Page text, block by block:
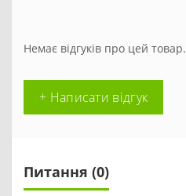
Немає відгуків про цей товар.
+ Написати відгук
Питання (0)